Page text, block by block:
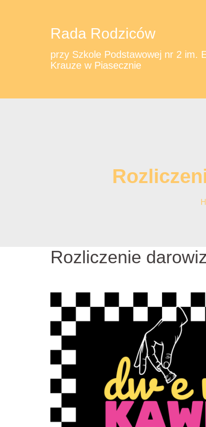
Rada Rodziców
przy Szkole Podstawowej nr 2 im.
Krauze w Piasecznie
Rozliczenie